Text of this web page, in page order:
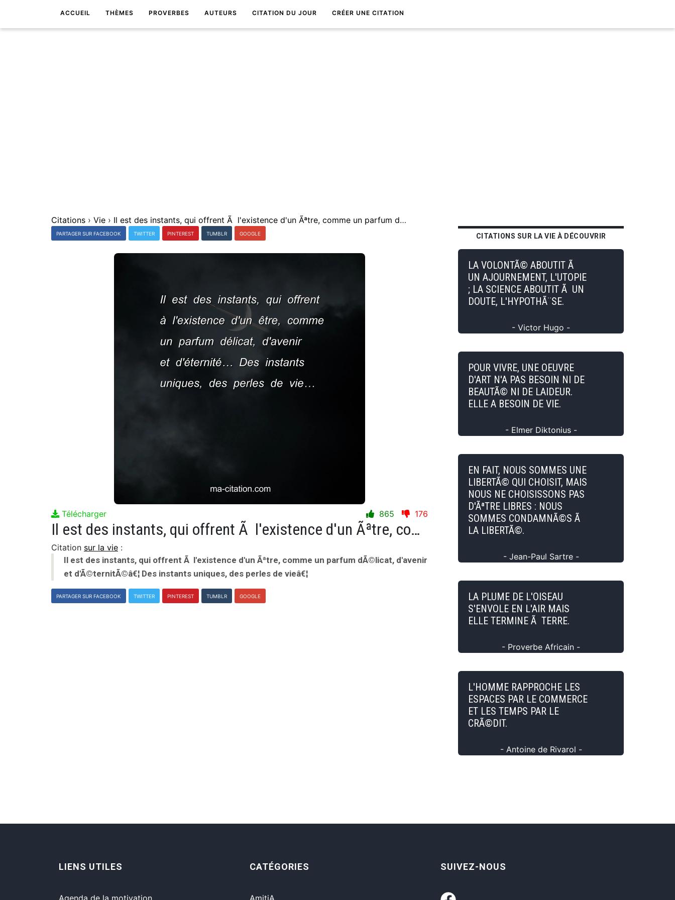
ACCUEIL THÈMES PROVERBES AUTEURS CITATION DU JOUR CRÉER UNE CITATION
Citations › Vie › Il est des instants, qui offrent Ã l'existence d'un Ãªtre, comme un parfum dÃ©licat, d'avenir et d'Ã©ternitÃ©â€¦ Des instants uniques, des perles de vieâ€¦
PARTAGER SUR FACEBOOK TWITTER PINTEREST TUMBLR GOOGLE
Télécharger 865 176
Il est des instants, qui offrent Ã l'existence d'un Ãªtre, comme un parfum dÃ©licat, d'avenir et d'Ã©ternitÃ©â€¦ Des instants uniques, des perles de vieâ€¦
Citation sur la vie :
Il est des instants, qui offrent Ã l'existence d'un Ãªtre, comme un parfum dÃ©licat, d'avenir
et d'Ã©ternitÃ©â€¦ Des instants uniques, des perles de vieâ€¦
PARTAGER SUR FACEBOOK TWITTER PINTEREST TUMBLR GOOGLE
CITATIONS SUR LA VIE À DÉCOUVRIR
LA VOLONTÃ© ABOUTIT Ã
UN AJOURNEMENT, L'UTOPIE
; LA SCIENCE ABOUTIT Ã UN
DOUTE, L'HYPOTHÃ¨SE.
- Victor Hugo -
POUR VIVRE, UNE OEUVRE
D'ART N'A PAS BESOIN NI DE
BEAUTÃ© NI DE LAIDEUR.
ELLE A BESOIN DE VIE.
- Elmer Diktonius -
EN FAIT, NOUS SOMMES UNE
LIBERTÃ© QUI CHOISIT, MAIS
NOUS NE CHOISISSONS PAS
D'ÃªTRE LIBRES : NOUS
SOMMES CONDAMNÃ©S Ã
LA LIBERTÃ©.
- Jean-Paul Sartre -
LA PLUME DE L'OISEAU
S'ENVOLE EN L'AIR MAIS
ELLE TERMINE Ã TERRE.
- Proverbe Africain -
L'HOMME RAPPROCHE LES
ESPACES PAR LE COMMERCE
ET LES TEMPS PAR LE
CRÃ©DIT.
- Antoine de Rivarol -
LIENS UTILES
Agenda de la motivation
CATÉGORIES
AmitiA
SUIVEZ-NOUS